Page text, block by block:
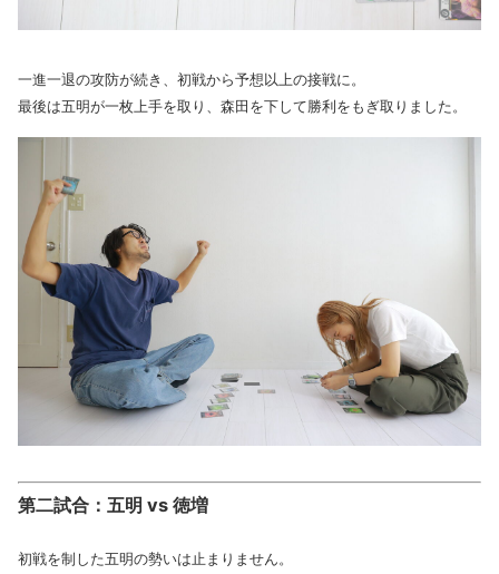
一進一退の攻防が続き、初戦から予想以上の接戦に。
最後は五明が一枚上手を取り、森田を下して勝利をもぎ取りました。
第二試合：五明 vs 徳増
初戦を制した五明の勢いは止まりません。